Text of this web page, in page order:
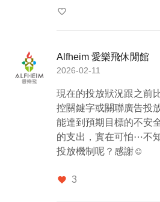
favorite_border
Alfheim 愛樂飛休閒館
2026-02-11
現在的投放狀況跟之前
控關鍵字或關聯廣告投
能達到預期目標的不安
的支出，實在可怕⋯不
投放機制呢？感謝☺️
favorite 3